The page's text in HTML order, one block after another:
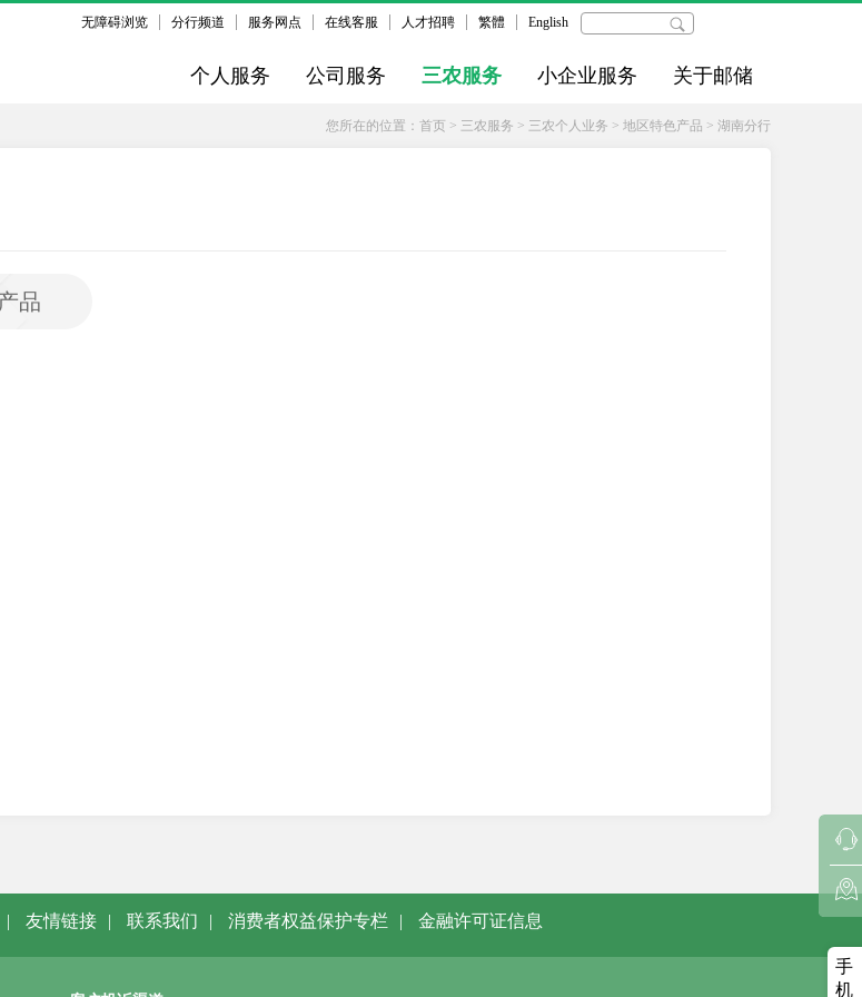
无障碍浏览 分行频道 服务网点 在线客服 人才招聘 繁體 English
个人服务 公司服务 三农服务 小企业服务 关于邮储
您所在的位置： 首页 > 三农服务 > 三农个人业务 > 地区特色产品 > 湖南分行
品
| 友情链接 | 联系我们 | 消费者权益保护专栏 | 金融许可证信息
手
机